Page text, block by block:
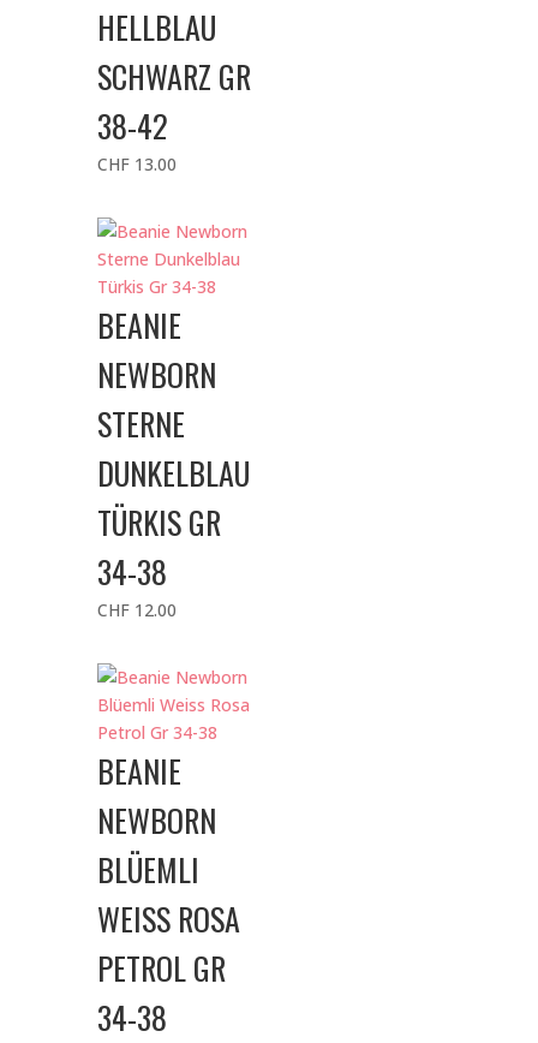
HELLBLAU
SCHWARZ GR
38-42
CHF13.00
BEANIE
NEWBORN
STERNE
DUNKELBLAU
TÜRKIS GR
34-38
CHF12.00
BEANIE
NEWBORN
BLÜEMLI
WEISS ROSA
PETROL GR
34-38